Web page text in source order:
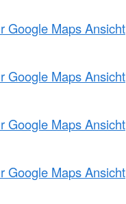
Google Maps Ansicht
Google Maps Ansicht
Google Maps Ansicht
Google Maps Ansicht